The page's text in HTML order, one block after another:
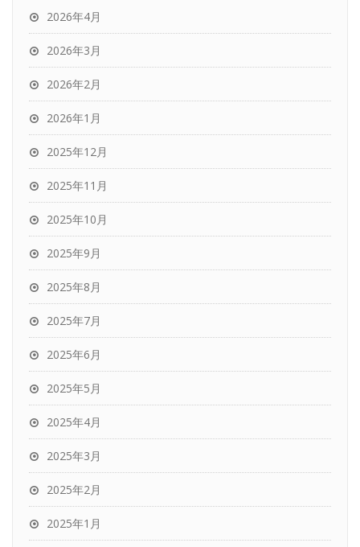
2026年4月
2026年3月
2026年2月
2026年1月
2025年12月
2025年11月
2025年10月
2025年9月
2025年8月
2025年7月
2025年6月
2025年5月
2025年4月
2025年3月
2025年2月
2025年1月